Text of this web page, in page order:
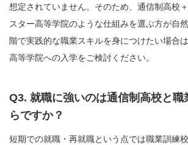
想定されていません。そのため、通信制高校
スター高等学院のような仕組みを選ぶ方が自
階で実践的な職業スキルを身につけたい場合
高等学院への入学をご検討ください。
Q3. 就職に強いのは通信制高校と職
らですか？
短期での就職・再就職という点では職業訓練